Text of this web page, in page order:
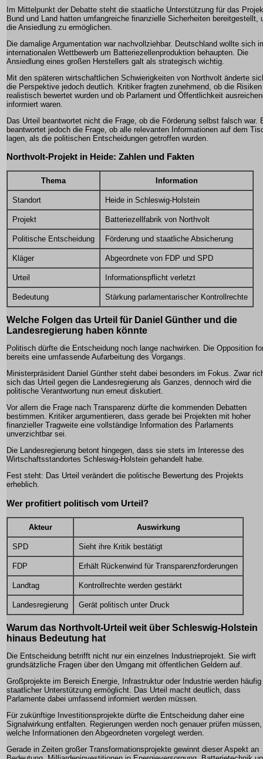
Im Mittelpunkt der Debatte steht die staatliche Unterstützung für das
Bund und Land hatten umfangreiche finanzielle Sicherheiten bereitgestellt,
die Ansiedlung zu ermöglichen.
Die damalige Argumentation war nachvollziehbar. Deutschland wollte sich
internationalen Wettbewerb um Batteriezellenproduktion behaupten. Die
Ansiedlung eines großen Herstellers galt als strategisch wichtig.
Mit den späteren wirtschaftlichen Schwierigkeiten von Northvolt änderte
die Perspektive jedoch deutlich. Kritiker fragten zunehmend, ob die Risiken
realistisch bewertet wurden und ob Parlament und Öffentlichkeit
informiert waren.
Das Urteil beantwortet nicht die Frage, ob die Förderung selbst falsch war.
beantwortet jedoch die Frage, ob alle relevanten Informationen auf dem
lagen, als die politischen Entscheidungen getroffen wurden.
Northvolt-Projekt in Heide: Zahlen und Fakten
Thema Information
Standort Heide in Schleswig-Holstein
Projekt Batteriezellfabrik von Northvolt
Politische Entscheidung Förderung und staatliche Absicherung
Kläger Abgeordnete von FDP und SPD
Urteil Informationspflicht verletzt
Bedeutung Stärkung parlamentarischer Kontrollrechte
Welche Folgen das Urteil für Daniel Günther und die
Landesregierung haben könnte
Politisch dürfte die Entscheidung noch lange nachwirken. Die Opposition
bereits eine umfassende Aufarbeitung des Vorgangs.
Ministerpräsident Daniel Günther steht dabei besonders im Fokus. Zwar
sich das Urteil gegen die Landesregierung als Ganzes, dennoch wird die
politische Verantwortung nun erneut diskutiert.
Vor allem die Frage nach Transparenz dürfte die kommenden Debatten
bestimmen. Kritiker argumentieren, dass gerade bei Projekten mit hoher
finanzieller Tragweite eine vollständige Information des Parlaments
unverzichtbar sei.
Die Landesregierung betont hingegen, dass sie stets im Interesse des
Wirtschaftsstandortes Schleswig-Holstein gehandelt habe.
Fest steht: Das Urteil verändert die politische Bewertung des Projekts
erheblich.
Wer profitiert politisch vom Urteil?
Akteur Auswirkung
SPD Sieht ihre Kritik bestätigt
FDP Erhält Rückenwind für Transparenzforderungen
Landtag Kontrollrechte werden gestärkt
Landesregierung Gerät politisch unter Druck
Warum das Northvolt-Urteil weit über Schleswig-Holstein
hinaus Bedeutung hat
Die Entscheidung betrifft nicht nur ein einzelnes Industrieprojekt. Sie wirft
grundsätzliche Fragen über den Umgang mit öffentlichen Geldern auf.
Großprojekte im Bereich Energie, Infrastruktur oder Industrie werden
staatlicher Unterstützung ermöglicht. Das Urteil macht deutlich, dass
Parlamente dabei umfassend informiert werden müssen.
Für zukünftige Investitionsprojekte dürfte die Entscheidung daher eine
Signalwirkung entfalten. Regierungen werden noch genauer prüfen müssen,
welche Informationen den Abgeordneten vorgelegt werden.
Gerade in Zeiten großer Transformationsprojekte gewinnt dieser Aspekt an